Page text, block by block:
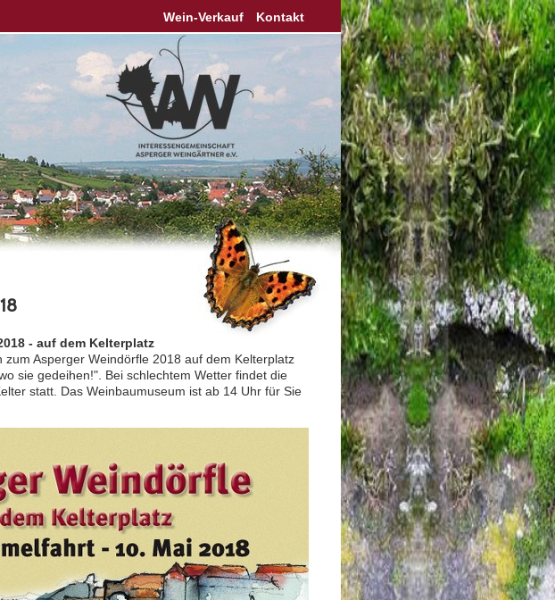
Wein-Verkauf Kontakt
- auf dem Kelterplatz
zum Asperger Weindörfle 2018 auf dem Kelterplatz
sie gedeihen!". Bei schlechtem Wetter findet die
statt. Das Weinbaumuseum ist ab 14 Uhr für Sie